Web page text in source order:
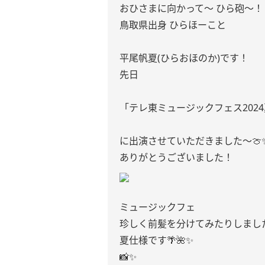
おひさまに向かって〜 ひら砲〜！
鳥取県出身 ひらほーこと
平尾帆夏(ひらおほのか)です！
先日
「テレ東ミュージックフェス2024
に出演させていただきました〜
ありがとうございました！
ミュージックフェ
珍しく前髪を分けてみたりしまし
夏仕様です🌴🌺✨
📸✨️